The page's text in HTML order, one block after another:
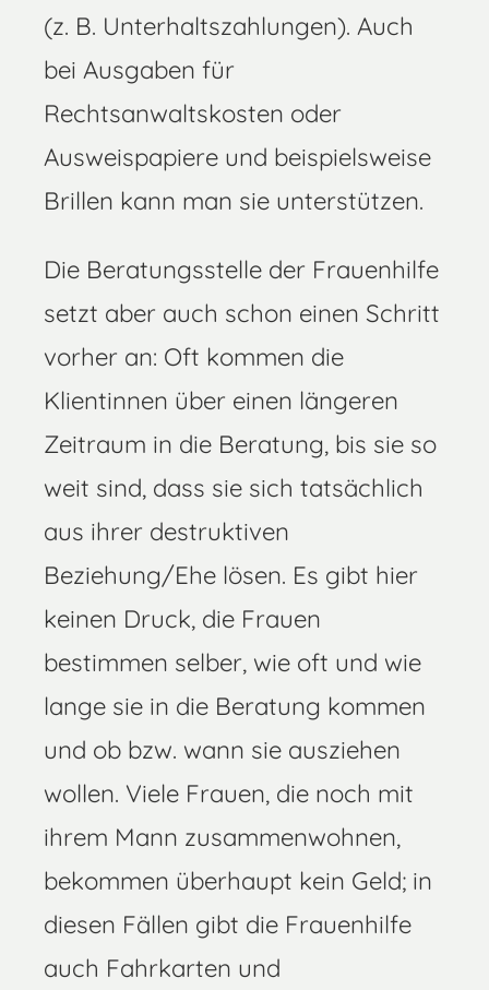
(z. B. Unterhaltszahlungen). Auch
bei Ausgaben für
Rechtsanwaltskosten oder
Ausweispapiere und beispielsweise
Brillen kann man sie unterstützen.
Die Beratungsstelle der Frauenhilfe
setzt aber auch schon einen Schritt
vorher an: Oft kommen die
Klientinnen über einen längeren
Zeitraum in die Beratung, bis sie so
weit sind, dass sie sich tatsächlich
aus ihrer destruktiven
Beziehung/Ehe lösen. Es gibt hier
keinen Druck, die Frauen
bestimmen selber, wie oft und wie
lange sie in die Beratung kommen
und ob bzw. wann sie ausziehen
wollen. Viele Frauen, die noch mit
ihrem Mann zusammenwohnen,
bekommen überhaupt kein Geld; in
diesen Fällen gibt die Frauenhilfe
auch Fahrkarten und